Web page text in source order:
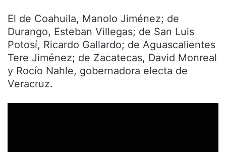
El de Coahuila, Manolo Jiménez; de
Durango, Esteban Villegas; de San Luis
Potosí, Ricardo Gallardo; de Aguascalientes
Tere Jiménez; de Zacatecas, David Monreal
y Rocío Nahle, gobernadora electa de
Veracruz.